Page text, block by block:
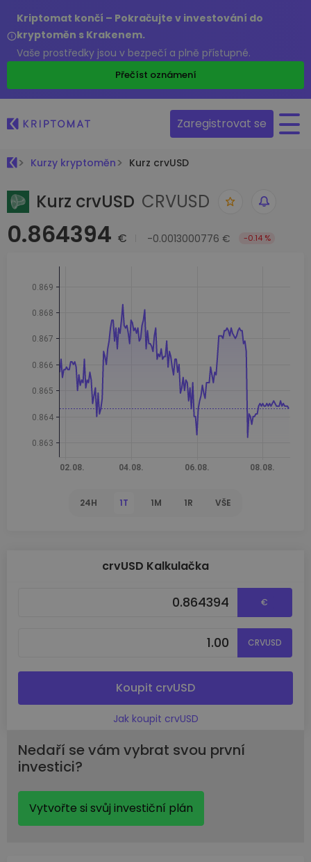
Kriptomat končí – Pokračujte v investování do
kryptoměn s Krakenem.
Vaše prostředky jsou v bezpečí a plně přístupné.
Přečíst oznámení
Zaregistrovat se
Kurzy kryptoměn Kurz crvUSD
Kurz crvUSD CRVUSD
0.864394 € -0.0013000776 € -0.14 %
24H 1T 1M 1R VŠE
crvUSD Kalkulačka
€
CRVUSD
Koupit crvUSD
Jak koupit crvUSD
Nedaří se vám vybrat svou první
investici?
Vytvořte si svůj investiční plán